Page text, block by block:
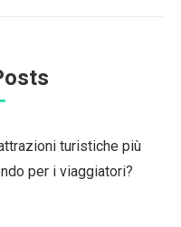
turistiche più
per i viaggiatori?